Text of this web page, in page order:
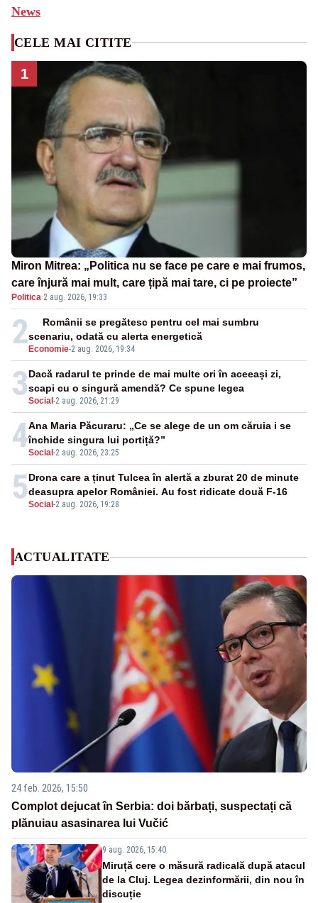
News
CELE MAI CITITE
1
Miron Mitrea: „Politica nu se face pe care e mai frumos,
care înjură mai mult, care țipă mai tare, ci pe proiecte”
Politica·2 aug. 2026, 19:33
2 Economie-2 aug. 2026, 19:34
Românii se pregătesc pentru cel mai sumbru
scenariu, odată cu alerta energetică
3Social -2 aug. 2026, 21:29
Dacă radarul te prinde de mai multe ori în aceeași zi,
scapi cu o singură amendă? Ce spune legea
4Social -2 aug. 2026, 23:25
Ana Maria Păcuraru: „Ce se alege de un om căruia i se
închide singura lui portiță?”
5Social -2 aug. 2026, 19:28
Drona care a ținut Tulcea în alertă a zburat 20 de minute
deasupra apelor României. Au fost ridicate două F-16
ACTUALITATE
24 feb. 2026, 15:50
Complot dejucat în Serbia: doi bărbați, suspectați că
plănuiau asasinarea lui Vučić
9 aug. 2026, 15:40
Miruță cere o măsură radicală după atacul
de la Cluj. Legea dezinformării, din nou în
discuție